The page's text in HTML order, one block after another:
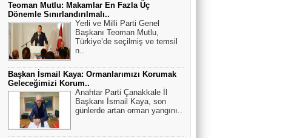
Teoman Mutlu: Makamlar En Fazla Üç
Dönemle Sınırlandırılmalı..
Yerli ve Milli Parti Genel
Başkanı Teoman Mutlu,
Türkiye’de seçilmiş ve temsil
n..
Başkan İsmail Kaya: Ormanlarımızı Korumak
Geleceğimizi Korum..
Anahtar Parti Çanakkale İl
Başkanı İsmail Kaya, son
günlerde artan orman yangını..